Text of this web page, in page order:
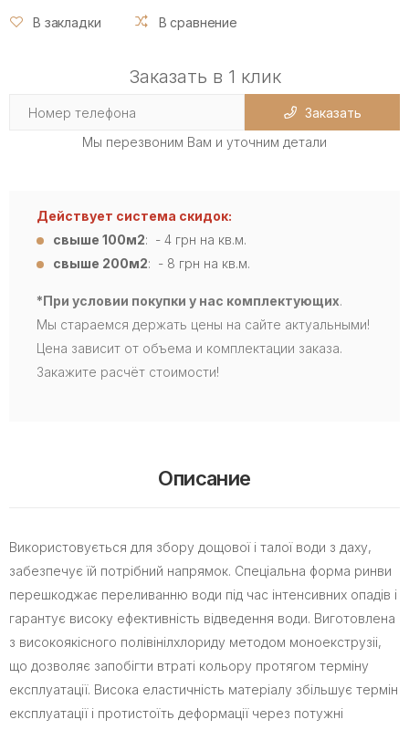
В закладки В сравнение
Заказать в 1 клик
Заказать
Мы перезвоним Вам и уточним детали
Действует система скидок:
свыше 100м2: - 4 грн на кв.м.
свыше 200м2: - 8 грн на кв.м.
*При условии покупки у нас комплектующих.
Мы стараемся держать цены на сайте актуальными!
Цена зависит от объема и комплектации заказа.
Закажите расчёт стоимости!
Описание
Використовується для збору дощової і талої води з даху,
забезпечує їй потрібний напрямок. Спеціальна форма ринви
перешкоджає переливанню води під час інтенсивних опадів і
гарантує високу ефективність відведення води. Виготовлена
з високоякісного полівінілхлориду методом моноекструзіі,
що дозволяє запобігти втраті кольору протягом терміну
експлуатації. Висока еластичність матеріалу збільшує термін
експлуатації і протистоїть деформації через потужні